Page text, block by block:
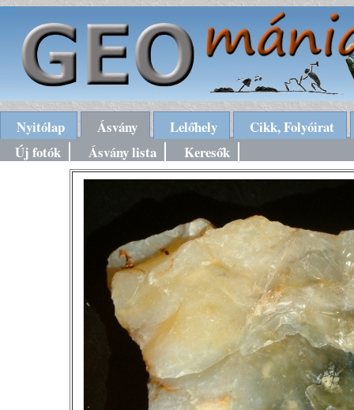
Nyitólap Ásvány Lelőhely
Cikk, Folyóirat
Új fotók
Ásvány lista Keresők